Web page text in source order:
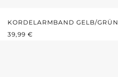
KORDELARMBAND GELB/GRÜN
REGULÄRER PREIS:
39,99 €